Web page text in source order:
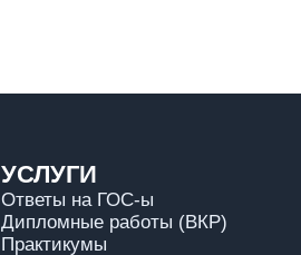
УСЛУГИ
Ответы на ГОС-ы
Дипломные работы (ВКР)
Практикумы